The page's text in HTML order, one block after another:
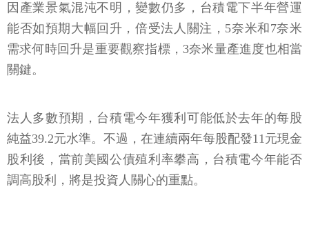
因產業景氣混沌不明，變數仍多，台積電下半年營運
能否如預期大幅回升，倍受法人關注，5奈米和7奈米
需求何時回升是重要觀察指標，3奈米量產進度也相當
關鍵。
法人多數預期，台積電今年獲利可能低於去年的每股
純益39.2元水準。不過，在連續兩年每股配發11元現金
股利後，當前美國公債殖利率攀高，台積電今年能否
調高股利，將是投資人關心的重點。